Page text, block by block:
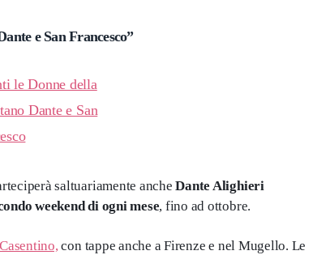
e San Francesco”
saltuariamente ancheDante Alighieri
weekend di ogni mese, fino ad ottobre.
con tappe anche a Firenze e nel Mugello. Le